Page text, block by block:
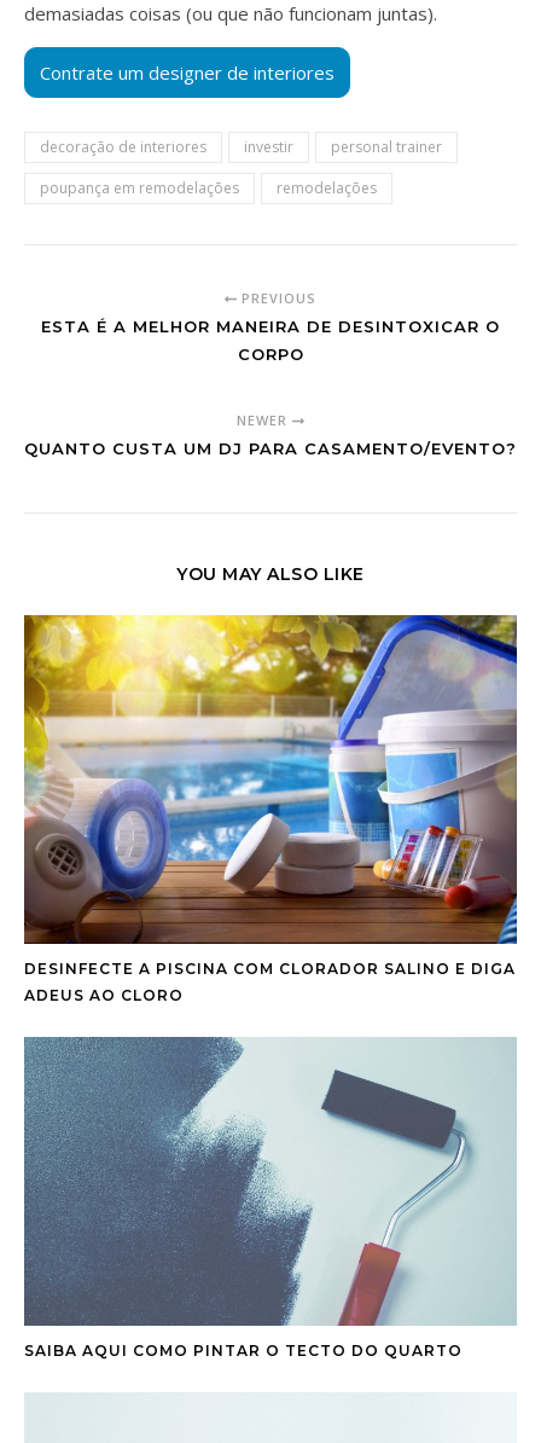
demasiadas coisas (ou que não funcionam juntas).
decoração de interiores investir
personal trainer
poupança em remodelações
remodelações
PREVIOUS
ESTA É A MELHOR MANEIRA DE DESINTOXICAR O
CORPO
NEWER
QUANTO CUSTA UM DJ PARA CASAMENTO/EVENTO?
YOU MAY ALSO LIKE
DESINFECTE A PISCINA COM CLORADOR SALINO E DIGA
ADEUS AO CLORO
SAIBA AQUI COMO PINTAR O TECTO DO QUARTO